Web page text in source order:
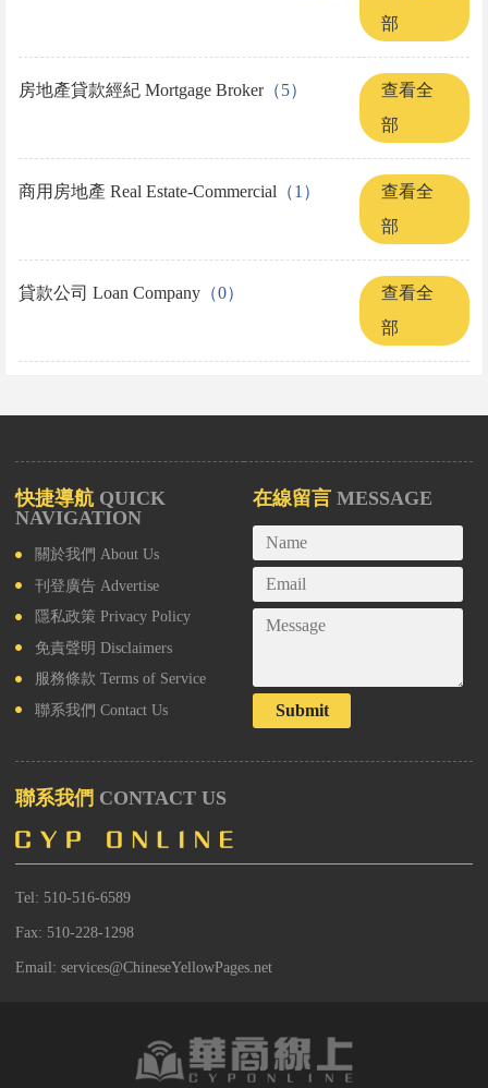
部
房地產貸款經紀 Mortgage Broker （5）
查看全
部
商用房地產 Real Estate-Commercial （1）
查看全
部
貸款公司 Loan Company （0）
查看全
部
快捷導航 QUICK
NAVIGATION
關於我們 About Us
刊登廣告 Advertise
隱私政策 Privacy Policy
免責聲明 Disclaimers
服務條款 Terms of Service
聯系我們 Contact Us
在線留言 MESSAGE
Submit
聯系我們 CONTACT US
Tel: 510-516-6589
Fax: 510-228-1298
Email: services@ChineseYellowPages.net